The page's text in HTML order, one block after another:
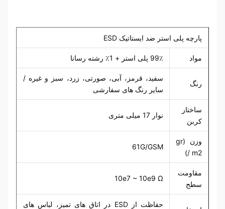
پارچه پلی استر ضد ایستاتیک ESD
مواد 99٪ پلی استر + 1٪ رشته رسانا
رنگ
سفید، قرمز، آبی، صورتی، زرد، سبز و غیره /
سایر رنگ های سفارشی
ساختار
کربن
نوار 17 میلی متری
وزن (gr
/ m2)
61G/GSM
مقاومت
سطح
10e7 ~ 10e9 Ω
حفاظت از ESD در اتاق های تمیز، لباس های